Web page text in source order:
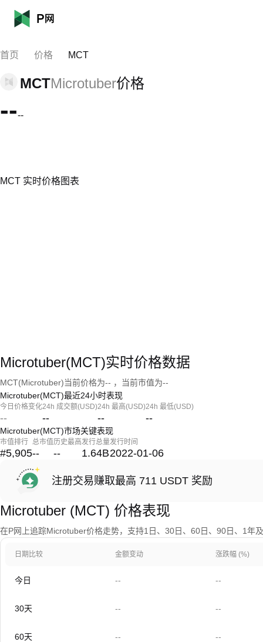
首页 价格 MCT
MCTMicrotuber价格
----
MCT 实时价格图表
Microtuber(MCT)实时价格数据
MCT(Microtuber)当前价格为-- ，当前市值为--
Microtuber(MCT)最近24小时表现
今日价格变化
--
24h 成交额(USD)
--
24h 最高(USD)
--
24h 最低(USD)
--
Microtuber(MCT)市场关键表现
市值排行
#5,905
总市值
--
历史最高
--
发行总量
1.64B
发行时间
2022-01-06
注册交易赚取最高 711 USDT 奖励
Microtuber (MCT) 价格表现
在P网上追踪Microtuber价格走势，支持1日、30日、60日、90日、1年
日期比较 金额变动 涨跌幅 (%)
今日 -- --
30天 -- --
60天 -- --